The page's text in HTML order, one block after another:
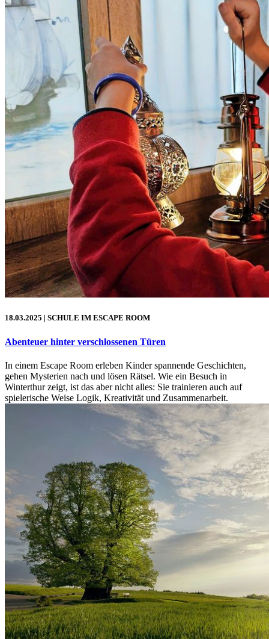
18.03.2025 | SCHULE IM ESCAPE ROOM
Abenteuer hinter verschlossenen Türen
In einem Escape Room erleben Kinder spannende Geschichten,
gehen Mysterien nach und lösen Rätsel. Wie ein Besuch in
Winterthur zeigt, ist das aber nicht alles: Sie trainieren auch auf
spielerische Weise Logik, Kreativität und Zusammenarbeit.